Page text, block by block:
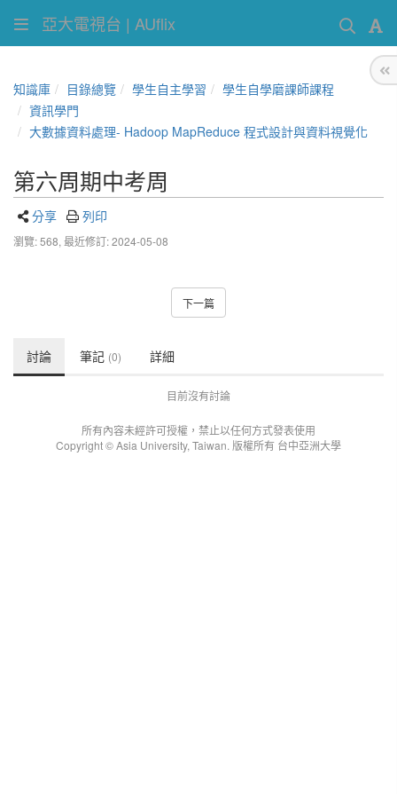
亞大電視台 | AUflix
知識庫 目錄總覽 學生自主學習
學生自學磨課師課程
資訊學門
大數據資料處理- Hadoop MapReduce 程式設計與資料視覺化
第六周期中考周
分享 列印
瀏覽: 568, 最近修訂: 2024-05-08
下一篇
討論 筆記 (0) 詳細
目前沒有討論
所有內容未經許可授權，禁止以任何方式發表使用
Copyright © Asia University, Taiwan. 版權所有 台中亞洲大學